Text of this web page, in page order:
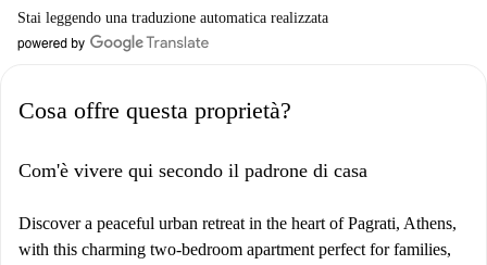
Stai leggendo una traduzione automatica realizzata
Cosa offre questa proprietà?
Com'è vivere qui secondo il padrone di casa
Discover a peaceful urban retreat in the heart of Pagrati, Athens,
with this charming two-bedroom apartment perfect for families,